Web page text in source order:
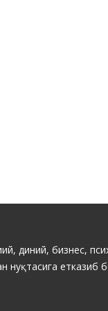
диний, бизнес,
нуқтасига етказиб